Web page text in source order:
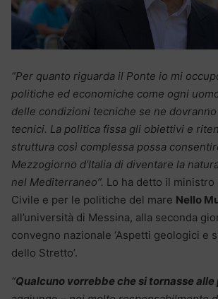
“Per quanto riguarda il Ponte io mi
politiche ed economiche come ogni
delle condizioni tecniche se ne
tecnici. La politica fissa gli obiettivi e
struttura così complessa possa
Mezzogiorno d’Italia di diventare la
nel Mediterraneo”. Lo ha detto il
Civile e per le politiche del mare Nello
all’università di Messina, alla seconda
convegno nazionale ‘Aspetti geologici e
dello Stretto’.
“Qualcuno vorrebbe che si tornasse